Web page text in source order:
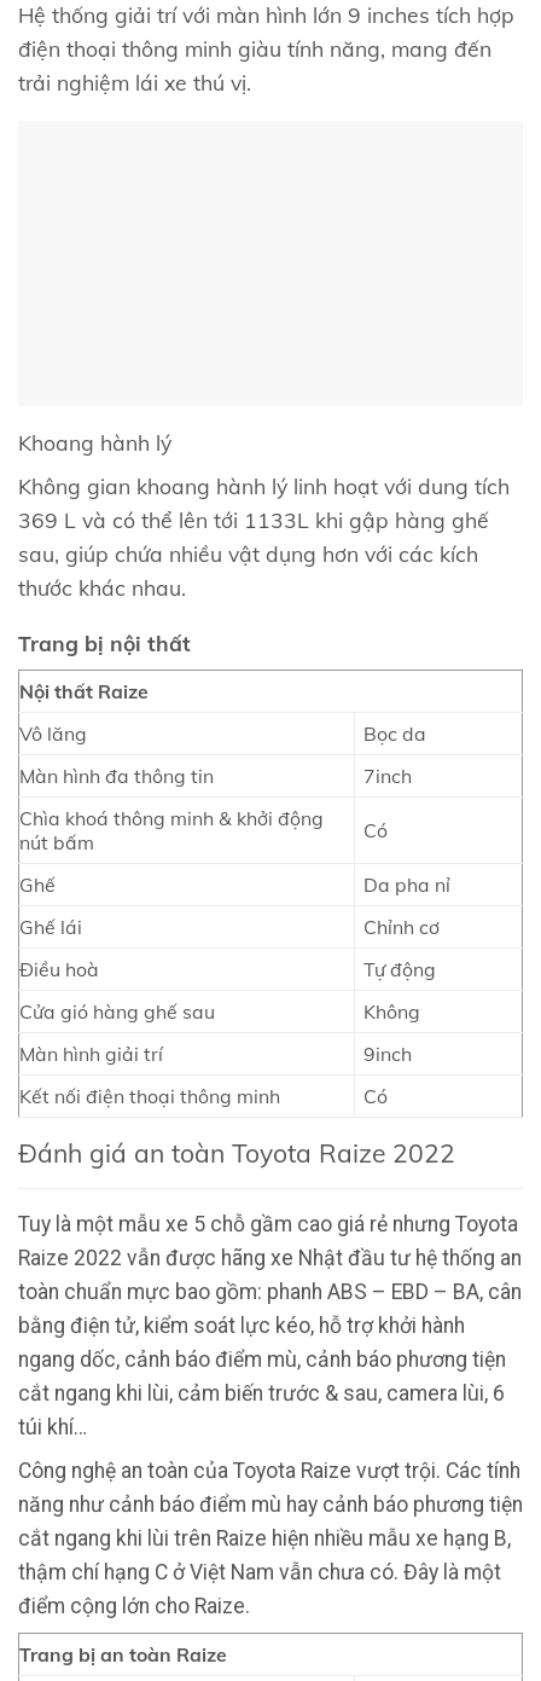
Hệ thống giải trí với màn hình lớn 9 inches tích hợp
điện thoại thông minh giàu tính năng, mang đến
trải nghiệm lái xe thú vị.
Khoang hành lý
Không gian khoang hành lý linh hoạt với dung tích
369 L và có thể lên tới 1133L khi gập hàng ghế
sau, giúp chứa nhiều vật dụng hơn với các kích
thước khác nhau.
Trang bị nội thất
Nội thất Raize
Vô lăng
Bọc da
Màn hình đa thông tin
7inch
Chìa khoá thông minh & khởi động
nút bấm
Có
Ghế
Da pha nỉ
Ghế lái
Chỉnh cơ
Điều hoà
Tự động
Cửa gió hàng ghế sau
Không
Màn hình giải trí
9inch
Kết nối điện thoại thông minh
Có
Đánh giá an toàn Toyota Raize 2022
Tuy là một mẫu xe 5 chỗ gầm cao giá rẻ nhưng Toyota
Raize 2022 vẫn được hãng xe Nhật đầu tư hệ thống an
toàn chuẩn mực bao gồm: phanh ABS – EBD – BA, cân
bằng điện tử, kiểm soát lực kéo, hỗ trợ khởi hành
ngang dốc, cảnh báo điểm mù, cảnh báo phương tiện
cắt ngang khi lùi, cảm biến trước & sau, camera lùi, 6
túi khí…
Công nghệ an toàn của Toyota Raize vượt trội. Các tính
năng như cảnh báo điểm mù hay cảnh báo phương tiện
cắt ngang khi lùi trên Raize hiện nhiều mẫu xe hạng B,
thậm chí hạng C ở Việt Nam vẫn chưa có. Đây là một
điểm cộng lớn cho Raize.
Trang bị an toàn Raize